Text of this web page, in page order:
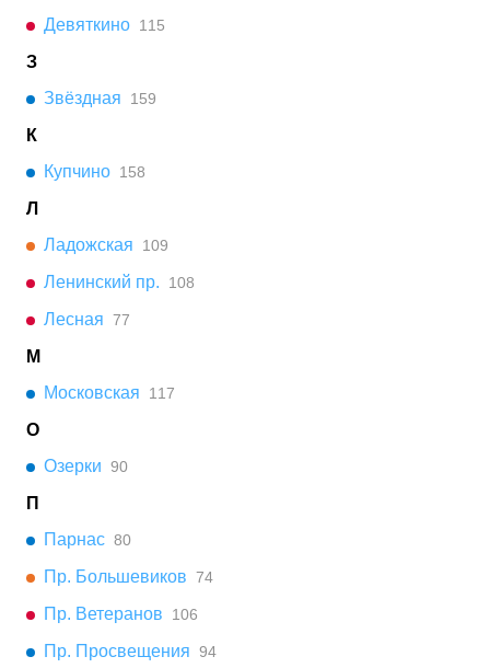
Девяткино 115
З
Звёздная
159
К
Купчино 158
Л
Ладожская
109
Ленинский пр. 108
Лесная 77
М
Московская
117
О
Озерки 90
П
Парнас 80
Пр. Большевиков 74
Пр. Ветеранов 106
Пр. Просвещения 94